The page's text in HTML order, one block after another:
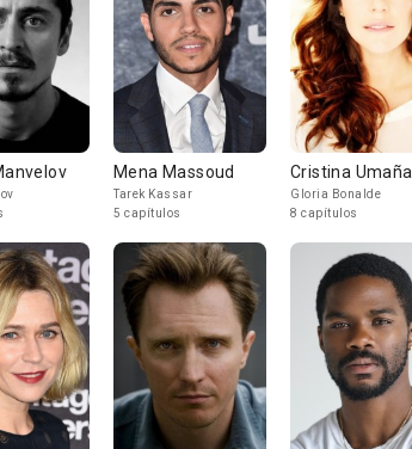
Mena Massoud
Tarek Kassar
5 capítulos
Cristina Umaña
Gloria Bonalde
8 capítulos